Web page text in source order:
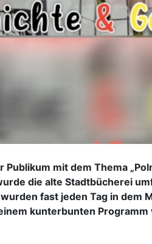
mit dem Thema
die alte Stadtbücherei
fast jeden Tag in dem
kunterbunten